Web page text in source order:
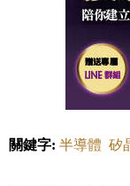
關鍵字: 半導體 矽